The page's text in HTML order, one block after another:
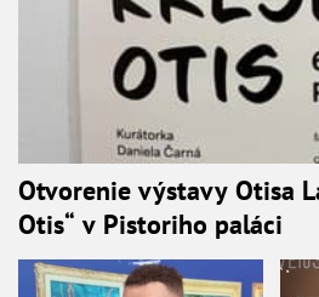
Otvorenie výstavy Otisa
Otis“ v Pistoriho paláci